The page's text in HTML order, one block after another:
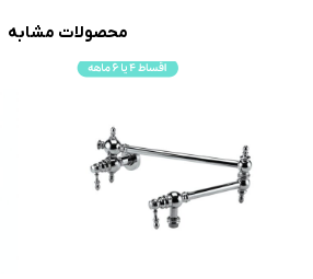
محصولات مشابه